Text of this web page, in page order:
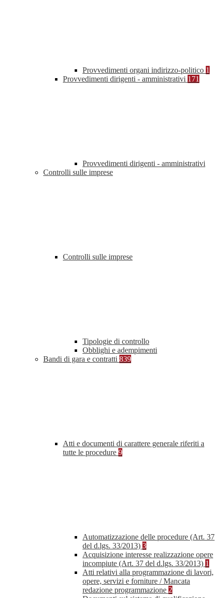
Provvedimenti organi indirizzo-politico 1
Provvedimenti dirigenti - amministrativi 171
Provvedimenti dirigenti - amministrativi
Controlli sulle imprese
Controlli sulle imprese
Tipologie di controllo
Obblighi e adempimenti
Bandi di gara e contratti 839
Atti e documenti di carattere generale riferiti a
tutte le procedure 9
Automatizzazione delle procedure (Art. 37
del d.lgs. 33/2013) 3
Acquisizione interesse realizzazione opere
incompiute (Art. 37 del d.lgs. 33/2013) 1
Atti relativi alla programmazione di lavori,
opere, servizi e forniture / Mancata
redazione programmazione 2